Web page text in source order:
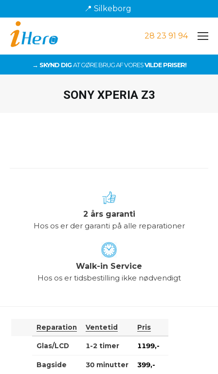
📍 Silkeborg
28 23 91 94
→ SKYND DIG AT GØRE BRUG AF VORESVILDE PRISER!
SONY XPERIA Z3
2 års garanti
Hos os er der garanti på alle reparationer
Walk-in Service
Hos os er tidsbestilling ikke nødvendigt
Reparation Ventetid Pris
Glas/LCD 1-2 timer 1199,-
Bagside 30 minutter 399,-